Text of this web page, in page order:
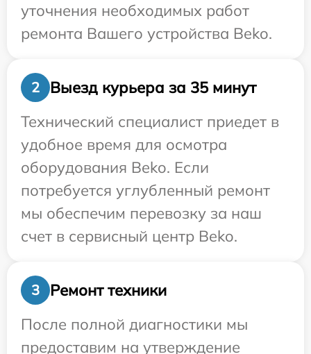
уточнения необходимых работ
ремонта Вашего устройства Beko.
2
Выезд курьера за 35 минут
Технический специалист приедет в
удобное время для осмотра
оборудования Beko. Если
потребуется углубленный ремонт
мы обеспечим перевозку за наш
счет в сервисный центр Beko.
3
Ремонт техники
После полной диагностики мы
предоставим на утверждение